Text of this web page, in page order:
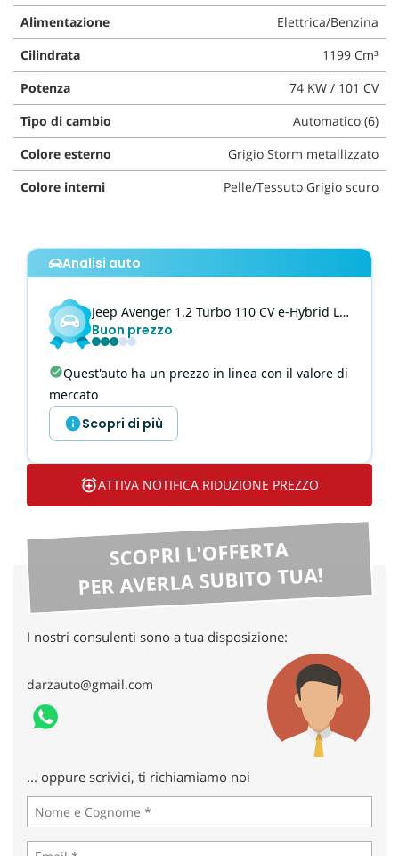
Alimentazione
Elettrica/Benzina
Cilindrata
1199 Cm³
Potenza
74 KW / 101 CV
Tipo di cambio
Automatico (6)
Colore esterno
Grigio Storm metallizzato
Colore interni
Pelle/Tessuto Grigio scuro
Analisi auto
Jeep Avenger 1.2 Turbo 110 CV e-Hybrid Longitude + I.&C. Pack
Buon prezzo
Quest'auto ha un prezzo in linea con il valore di
mercato
Scopri di più
ATTIVA NOTIFICA RIDUZIONE PREZZO
SCOPRI L'OFFERTA
PER AVERLA SUBITO TUA!
I nostri consulenti sono a tua disposizione:
darzauto@gmail.com
... oppure scrivici, ti richiamiamo noi
questi
strumenti
di
tracciamento
si
rimanda
alla
cookie
policy.
Puoi
rivedere
le
qualsiasi
momento.
Cookie necessari
Cookie delle preferenze
Cookie per il miglioramento dell'esperienza utente
Cookie analitici
Leggi
policy
Salva
le
impostazioni